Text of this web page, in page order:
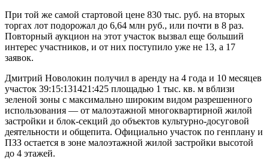
При той же самой стартовой цене 830 тыс. руб. на вторых
торгах лот подорожал до 6,64 млн руб., или почти в 8 раз.
Повторный аукцион на этот участок вызвал еще больший
интерес участников, и от них поступило уже не 13, а 17
заявок.
Дмитрий Новолокин получил в аренду на 4 года и 10 месяцев
участок 39:15:131421:425 площадью 1 тыс. кв. м вблизи
зеленой зоны с максимально широким видом разрешенного
использования — от малоэтажной многоквартирной жилой
застройки и блок-секций до объектов культурно-досуговой
деятельности и общепита. Официально участок по генплану и
ПЗЗ остается в зоне малоэтажной жилой застройки высотой
до 4 этажей.